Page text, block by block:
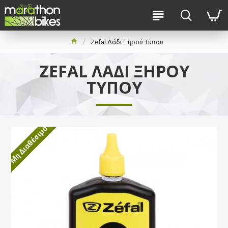
Zefal Λάδι Ξηρού Τύπου
ZEFAL ΛΆΔΙ ΞΗΡΟΎ
ΤΎΠΟΥ
Μη Διαθέσιμο